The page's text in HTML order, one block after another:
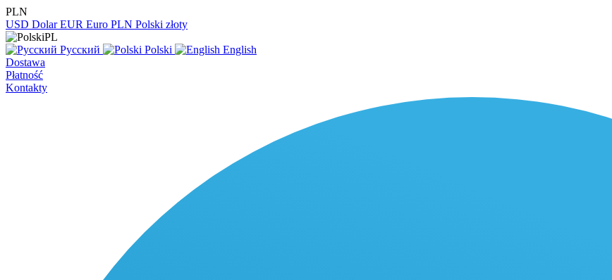
PLN
USD Dolar EUR Euro PLN Polski złoty
PL
Русский
Polski
English
Dostawa
Płatność
Kontakty